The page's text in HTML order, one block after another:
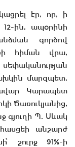
էր, որ, ի
12-ին, ապօրինի
գործով
հիման վրա,
մարզպետ,
Կարապետ
Ծառուկյանից,
գյուղի Պ. Սևակ
անշարժ
շուրջ 91%-ի